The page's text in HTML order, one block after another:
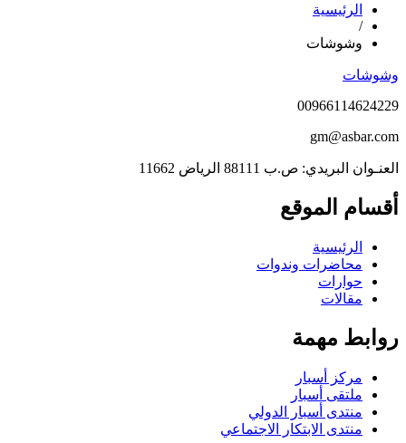
الرئيسية
/
وشوشات
وشوشات
00966114624229
gm@asbar.com
العنـوان البريدي: ص.ب 88111 الرياض 11662
أقسام الموقع
الرئيسية
محاضرات وندوات
حوارات
مقالات
روابط مهمة
مركز أسبار
ملتقى أسبار
منتدى أسبار الدولي
منتدى الابتكار الاجتماعي